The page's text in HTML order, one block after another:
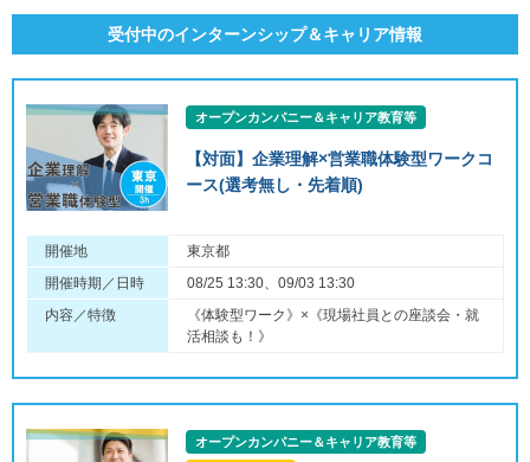
受付中のインターンシップ＆キャリア情報
オープンカンパニー＆キャリア教育等
【対面】企業理解×営業職体験型ワークコ
ース(選考無し・先着順)
開催地
東京都
開催時期／日時
08/25 13:30、09/03 13:30
内容／特徴
《体験型ワーク》×《現場社員との座談会・就
活相談も！》
オープンカンパニー＆キャリア教育等